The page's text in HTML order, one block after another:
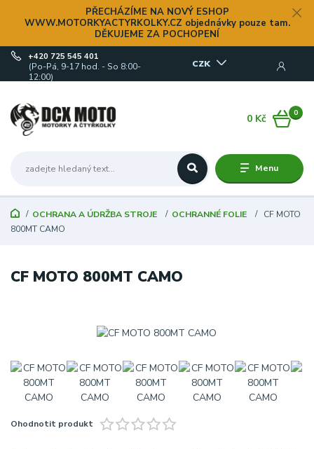
PŘECHÁZÍME NA NOVÝ ESHOP
WWW.MOTORKYACTYRKOLKY.CZ objednávky pouze tam.
DĚKUJEME ZA POCHOPENÍ
Menu
CZK
+420 725 545 401
(Po-Pá, 9-17 hod. - So 8:00-
12:00)
0
0 Kč
OCHRANA A ÚDRŽBA STROJE OCHRANNÉ FOLIE
CF MOTO
800MT CAMO
CF MOTO 800MT CAMO
Ohodnotit produkt